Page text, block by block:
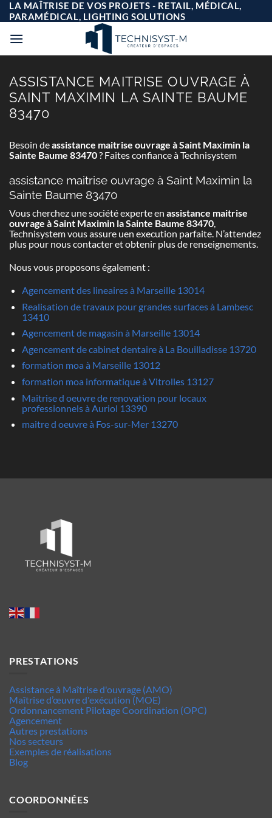
Passer
au
contenu
LA MAÎTRISE DE VOS PROJETS - RETAIL, MÉDICAL,
PARAMÉDICAL, LIGHTING SOLUTIONS
ASSISTANCE MAITRISE OUVRAGE À
SAINT MAXIMIN LA SAINTE BAUME
83470
Besoin deassistance maitrise ouvrage à Saint Maximin la
Sainte Baume 83470? Faites confiance à Technisystem
assistance maitrise ouvrage à Saint Maximin la
Sainte Baume 83470
Vous cherchez une société experte en assistance maitrise
ouvrage à Saint Maximin la Sainte Baume 83470,
Technisystem vous assure uen execution parfaite. N’attendez
plus pour nous contacter et obtenir plus de renseignements.
Nous vous proposons également :
Agencement des lineaires à Marseille 13014
Realisation de travaux pour grandes surfaces à Lambesc
13410
Agencement de magasin à Marseille 13014
Agencement de cabinet dentaire à La Bouilladisse 13720
formation moa à Marseille 13012
formation moa informatique à Vitrolles 13127
Maitrise d oeuvre de renovation pour locaux
professionnels à Auriol 13390
maitre d oeuvre à Fos-sur-Mer 13270
PRESTATIONS
Assistance à Maîtrise d'ouvrage (AMO)
Maîtrise d’œuvre d'exécution (MOE)
Ordonnancement Pilotage Coordination (OPC)
Agencement
Autres prestations
Nos secteurs
Exemples de réalisations
Blog
COORDONNÉES